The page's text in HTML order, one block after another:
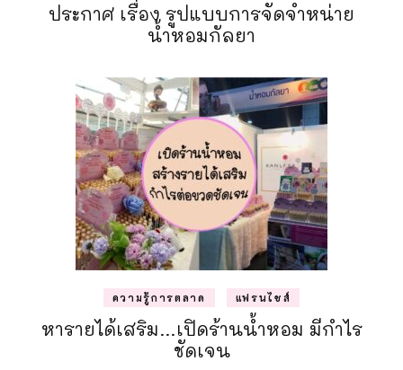
ประกาศ เรื่อง รูปแบบการจัดจำหน่าย
น้ำหอมกัลยา
ความรู้การตลาด แฟรนไชส์
หารายได้เสริม…เปิดร้านน้ำหอม มีกำไร
ชัดเจน